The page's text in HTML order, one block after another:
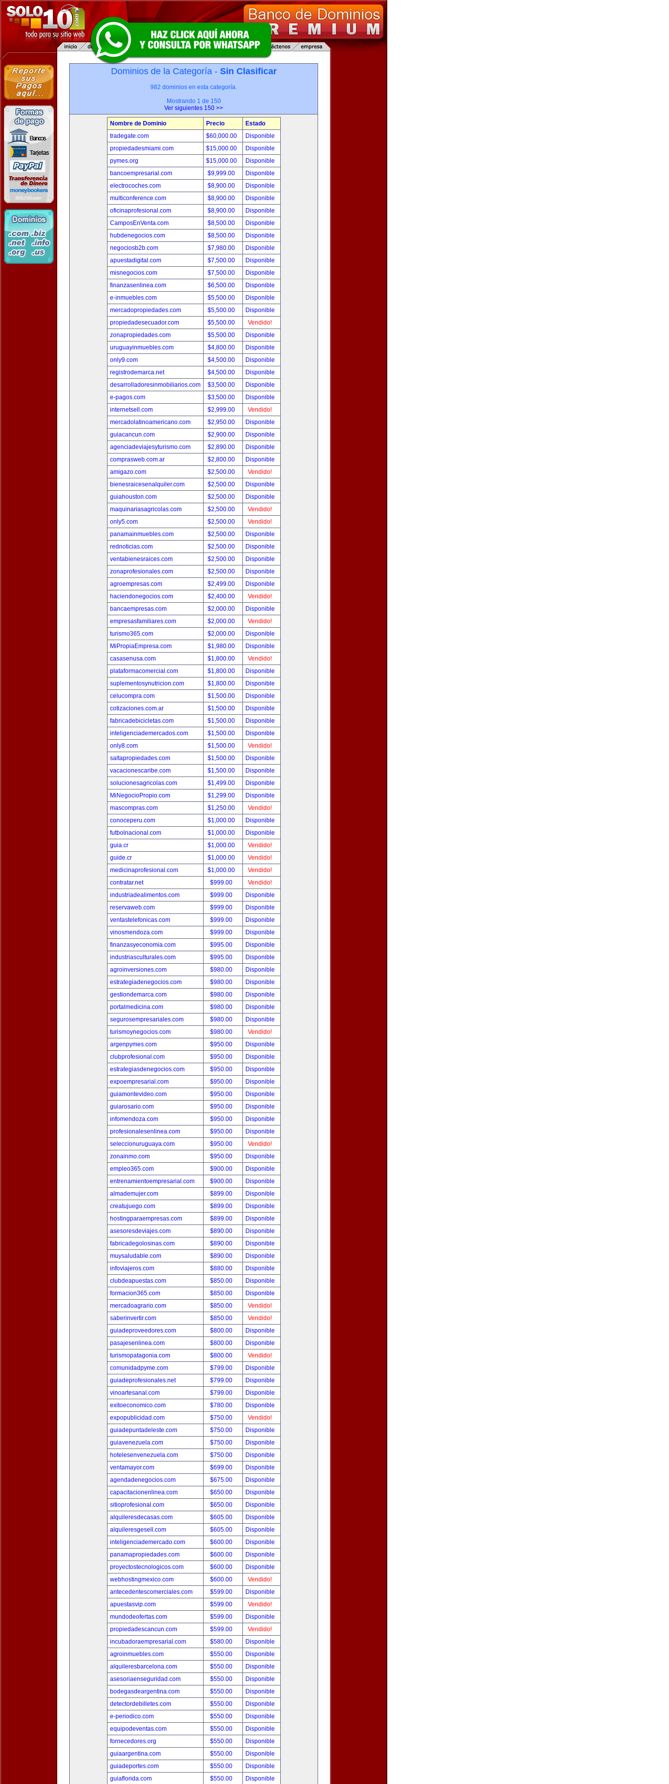
Dominios de la Categoría - Sin Clasificar
982 dominios en esta categoría.
Mostrando 1 de 150
Ver siguientes 150 >>
Nombre de Dominio Precio
Estado
tradegate.com
$60,000.00
Disponible
propiedadesmiami.com
$15,000.00
Disponible
pymes.org
$15,000.00
Disponible
bancoempresarial.com
$9,999.00
Disponible
electrocoches.com
$8,900.00
Disponible
multiconference.com
$8,900.00
Disponible
oficinaprofesional.com
$8,900.00
Disponible
CamposEnVenta.com
$8,500.00
Disponible
hubdenegocios.com
$8,500.00
Disponible
negociosb2b.com
$7,980.00
Disponible
apuestadigital.com
$7,500.00
Disponible
misnegocios.com
$7,500.00
Disponible
finanzasenlinea.com
$6,500.00
Disponible
e-inmuebles.com
$5,500.00
Disponible
mercadopropiedades.com
$5,500.00
Disponible
propiedadesecuador.com
$5,500.00
Vendido!
zonapropiedades.com
$5,500.00
Disponible
uruguayinmuebles.com
$4,800.00
Disponible
only9.com
$4,500.00
Disponible
registrodemarca.net
$4,500.00
Disponible
desarrolladoresinmobiliarios.com
$3,500.00
Disponible
e-pagos.com
$3,500.00
Disponible
internetsell.com
$2,999.00
Vendido!
mercadolatinoamericano.com
$2,950.00
Disponible
guiacancun.com
$2,900.00
Disponible
agenciadeviajesyturismo.com
$2,890.00
Disponible
comprasweb.com.ar
$2,800.00
Disponible
amigazo.com
$2,500.00
Vendido!
bienesraicesenalquiler.com
$2,500.00
Disponible
guiahouston.com
$2,500.00
Disponible
maquinariasagricolas.com
$2,500.00
Vendido!
only5.com
$2,500.00
Vendido!
panamainmuebles.com
$2,500.00
Disponible
rednoticias.com
$2,500.00
Disponible
ventabienesraices.com
$2,500.00
Disponible
zonaprofesionales.com
$2,500.00
Disponible
agroempresas.com
$2,499.00
Disponible
haciendonegocios.com
$2,400.00
Vendido!
bancaempresas.com
$2,000.00
Disponible
empresasfamiliares.com
$2,000.00
Vendido!
turismo365.com
$2,000.00
Disponible
MiPropiaEmpresa.com
$1,980.00
Disponible
casasenusa.com
$1,800.00
Vendido!
plataformacomercial.com
$1,800.00
Disponible
suplementosynutricion.com
$1,800.00
Disponible
celucompra.com
$1,500.00
Disponible
cotizaciones.com.ar
$1,500.00
Disponible
fabricadebicicletas.com
$1,500.00
Disponible
inteligenciademercados.com
$1,500.00
Disponible
only8.com
$1,500.00
Vendido!
saltapropiedades.com
$1,500.00
Disponible
vacacionescaribe.com
$1,500.00
Disponible
solucionesagricolas.com
$1,499.00
Disponible
MiNegocioPropio.com
$1,299.00
Disponible
mascompras.com
$1,250.00
Vendido!
conoceperu.com
$1,000.00
Disponible
futbolnacional.com
$1,000.00
Disponible
guia.cr
$1,000.00
Vendido!
guide.cr
$1,000.00
Vendido!
medicinaprofesional.com
$1,000.00
Vendido!
contratar.net
$999.00
Vendido!
industriadealimentos.com
$999.00
Disponible
reservaweb.com
$999.00
Disponible
ventastelefonicas.com
$999.00
Disponible
vinosmendoza.com
$999.00
Disponible
finanzasyeconomia.com
$995.00
Disponible
industriasculturales.com
$995.00
Disponible
agroinversiones.com
$980.00
Disponible
estrategiadenegocios.com
$980.00
Disponible
gestiondemarca.com
$980.00
Disponible
portalmedicina.com
$980.00
Disponible
segurosempresariales.com
$980.00
Disponible
turismoynegocios.com
$980.00
Vendido!
argenpymes.com
$950.00
Disponible
clubprofesional.com
$950.00
Disponible
estrategiasdenegocios.com
$950.00
Disponible
expoempresarial.com
$950.00
Disponible
guiamontevideo.com
$950.00
Disponible
guiarosario.com
$950.00
Disponible
infomendoza.com
$950.00
Disponible
profesionalesenlinea.com
$950.00
Disponible
seleccionuruguaya.com
$950.00
Vendido!
zonainmo.com
$950.00
Disponible
empleo365.com
$900.00
Disponible
entrenamientoempresarial.com
$900.00
Disponible
almademujer.com
$899.00
Disponible
creatujuego.com
$899.00
Disponible
hostingparaempresas.com
$899.00
Disponible
asesoresdeviajes.com
$890.00
Disponible
fabricadegolosinas.com
$890.00
Disponible
muysaludable.com
$890.00
Disponible
infoviajeros.com
$880.00
Disponible
clubdeapuestas.com
$850.00
Disponible
formacion365.com
$850.00
Disponible
mercadoagrario.com
$850.00
Vendido!
saberinvertir.com
$850.00
Vendido!
guiadeproveedores.com
$800.00
Disponible
pasajesenlinea.com
$800.00
Disponible
turismopatagonia.com
$800.00
Vendido!
comunidadpyme.com
$799.00
Disponible
guiadeprofesionales.net
$799.00
Disponible
vinoartesanal.com
$799.00
Disponible
exitoeconomico.com
$780.00
Disponible
expopublicidad.com
$750.00
Vendido!
guiadepuntadeleste.com
$750.00
Disponible
guiavenezuela.com
$750.00
Disponible
hotelesenvenezuela.com
$750.00
Disponible
ventamayor.com
$699.00
Disponible
agendadenegocios.com
$675.00
Disponible
capacitacionenlinea.com
$650.00
Disponible
sitioprofesional.com
$650.00
Disponible
alquileresdecasas.com
$605.00
Disponible
alquileresgesell.com
$605.00
Disponible
inteligenciademercado.com
$600.00
Disponible
panamapropiedades.com
$600.00
Disponible
proyectostecnologicos.com
$600.00
Disponible
webhostingmexico.com
$600.00
Vendido!
antecedentescomerciales.com
$599.00
Disponible
apuestasvip.com
$599.00
Vendido!
mundodeofertas.com
$599.00
Disponible
propiedadescancun.com
$599.00
Vendido!
incubadoraempresarial.com
$580.00
Disponible
agroinmuebles.com
$550.00
Disponible
alquileresbarcelona.com
$550.00
Disponible
asesoriaenseguridad.com
$550.00
Disponible
bodegasdeargentina.com
$550.00
Disponible
detectordebilletes.com
$550.00
Disponible
e-periodico.com
$550.00
Disponible
equipodeventas.com
$550.00
Disponible
fornecedores.org
$550.00
Disponible
guiaargentina.com
$550.00
Disponible
guiadeportes.com
$550.00
Disponible
guiaflorida.com
$550.00 Disponible